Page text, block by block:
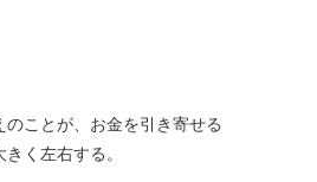
のことが、お金を引き寄せる
く左右する。